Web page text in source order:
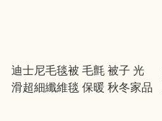
迪士尼毛毯被 毛氈 被子 光
滑超細纖維毯 保暖 秋冬家品